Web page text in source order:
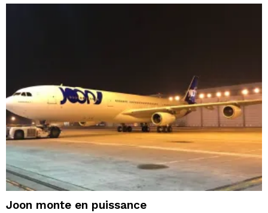
Joon monte en puissance